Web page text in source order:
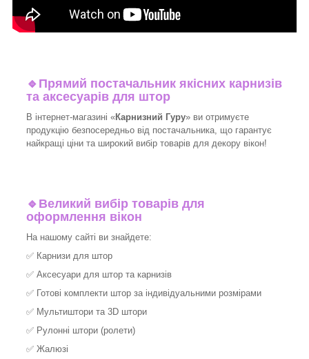
🔹 Прямий постачальник якісних карнизів
та аксесуарів для штор
В інтернет-магазині «Карнизний Гуру» ви отримуєте
продукцію безпосередньо від постачальника, що гарантує
найкращі ціни та широкий вибір товарів для декору вікон!​
🔹 Великий вибір товарів для
оформлення вікон
На нашому сайті ви знайдете:
✅ Карнизи для штор
✅ Аксесуари для штор та карнизів
✅ Готові комплекти штор за індивідуальними розмірами
✅ Мультиштори та 3D штори
✅ Рулонні штори (ролети)
✅ Жалюзі